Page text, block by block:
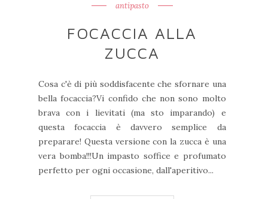
antipasto
FOCACCIA ALLA
ZUCCA
Cosa c'è di più soddisfacente che sfornare una
bella focaccia?Vi confido che non sono molto
brava con i lievitati (ma sto imparando) e
questa focaccia è davvero semplice da
preparare! Questa versione con la zucca è una
vera bomba!!!Un impasto soffice e profumato
perfetto per ogni occasione, dall'aperitivo...